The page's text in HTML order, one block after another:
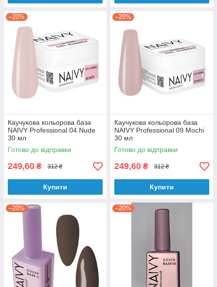
–20%
Каучукова кольорова база
NAIVY Professional 04 Nude
30 мл
Готово до відправки
249,60 ₴ 312 ₴
Купити
–20%
Каучукова кольорова база
NAIVY Professional 09 Mochi
30 мл
Готово до відправки
249,60 ₴ 312 ₴
Купити
–20% –20%